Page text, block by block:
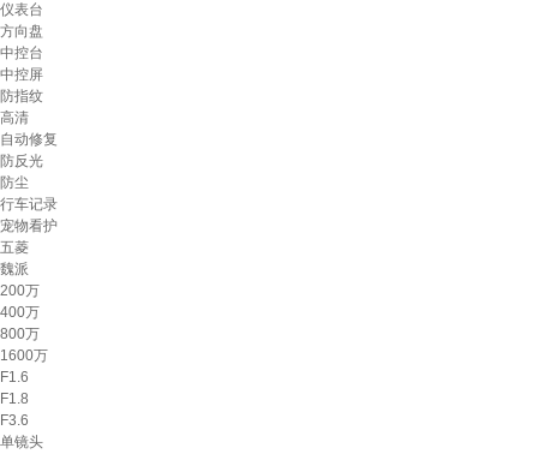
仪表台
方向盘
中控台
中控屏
防指纹
高清
自动修复
防反光
防尘
行车记录
宠物看护
五菱
魏派
200万
400万
800万
1600万
F1.6
F1.8
F3.6
单镜头